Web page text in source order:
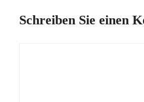
Schreiben Sie einen